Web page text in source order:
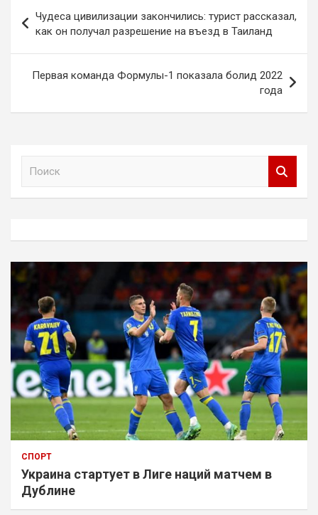
по
записям
Чудеса цивилизации закончились: турист рассказал,
как он получал разрешение на въезд в Таиланд
Первая команда Формулы-1 показала болид 2022
года
СПОРТ
Украина стартует в Лиге наций матчем в
Дублине